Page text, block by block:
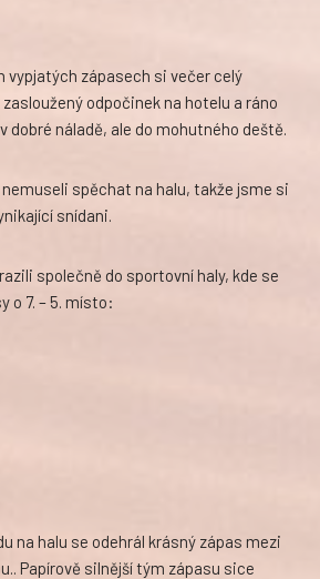
vypjatých zápasech si večer celý
odpočinek na hotelu a ráno
dobré náladě, ale do mohutného deště.
spěchat na halu, takže jsme si
snídani.
společně do sportovní haly, kde se
o 7. – 5. místo:
na halu se odehrál krásný zápas mezi
Papírově silnější tým zápasu sice